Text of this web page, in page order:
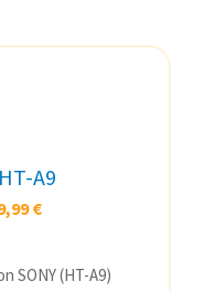
A9
€
SONY (HT-A9)